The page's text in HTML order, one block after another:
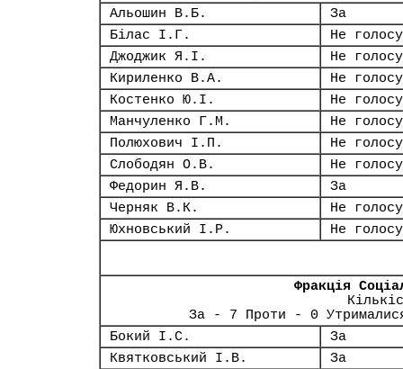
Альошин В.Б.
За
Білас І.Г.
Не
Джоджик Я.І.
Не
Кириленко В.А.
Не
Костенко Ю.І.
Не
Манчуленко Г.М.
Не
Полюхович І.П.
Не
Слободян О.В.
Не
Федорин Я.В.
За
Черняк В.К.
Не
Юхновський І.Р.
Не
Фракція
За - 7 Проти - 0
Бокий І.С.
За
Квятковський І.В.
За